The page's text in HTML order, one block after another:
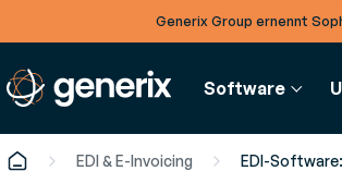
Generix Group ernennt
Software
EDI & E-Invoicing EDI-